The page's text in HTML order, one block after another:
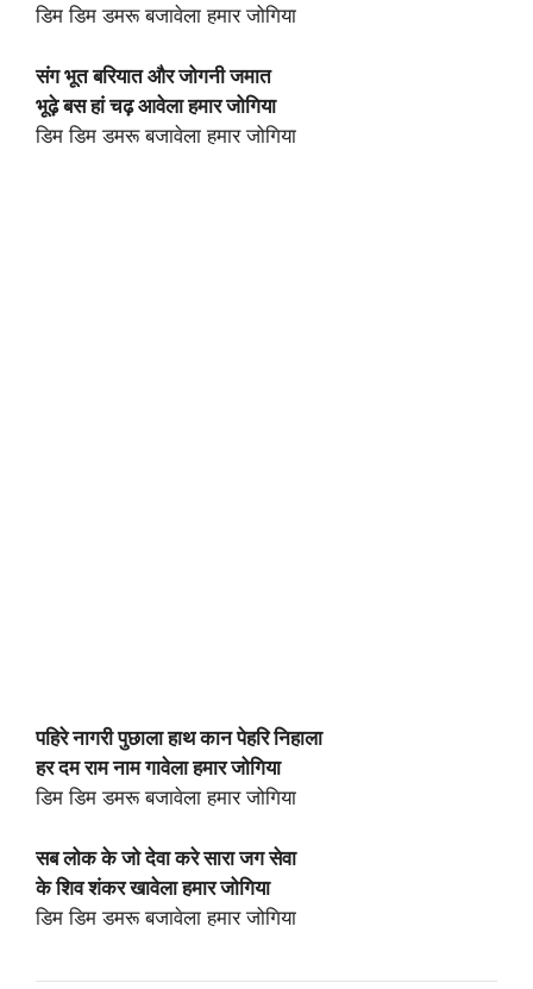
डिम डिम डमरू बजावेला हमार जोगिया
संग भूत बरियात और जोगनी जमात
भूढ़े बस हां चढ़ आवेला हमार जोगिया
डिम डिम डमरू बजावेला हमार जोगिया
पहिरे नागरी पुछाला हाथ कान पेहरि निहाला
हर दम राम नाम गावेला हमार जोगिया
डिम डिम डमरू बजावेला हमार जोगिया
सब लोक के जो देवा करे सारा जग सेवा
के शिव शंकर खावेला हमार जोगिया
डिम डिम डमरू बजावेला हमार जोगिया